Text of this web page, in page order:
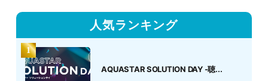
人気ランキング
AQUASTAR SOLUTION DAY -聴...